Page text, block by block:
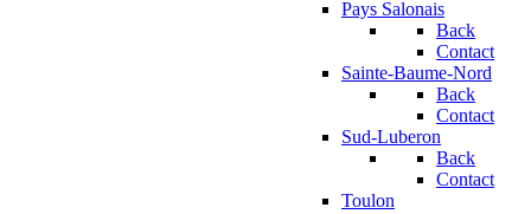
Pays Salonais
Back
Contact
Sainte-Baume-Nord
Back
Contact
Sud-Luberon
Back
Contact
Toulon